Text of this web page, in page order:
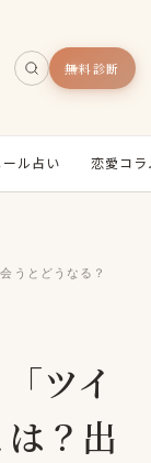
無料診断
ール占い 恋愛コラ
うとどうなる？
ツイ
？出